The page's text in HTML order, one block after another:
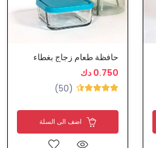
حافظة طعام زجاج بغطاء
0.750 دك
(50)
اضف الى السلة